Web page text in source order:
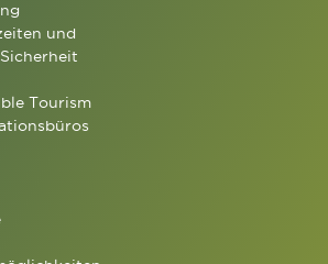
und
Tourism